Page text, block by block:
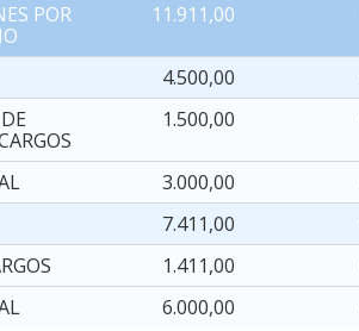
POR
11.911,00
4.500,00
1.500,00
3.000,00
7.411,00
1.411,00
6.000,00